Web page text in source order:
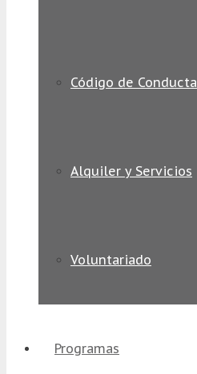
Código de Conducta
Alquiler y Servicios
Voluntariado
Programas